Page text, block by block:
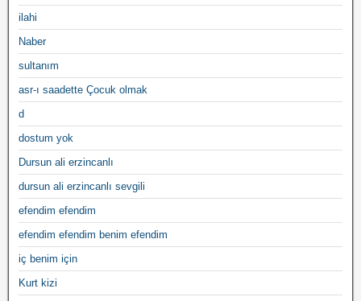
ilahi
Naber
sultanım
asr-ı saadette Çocuk olmak
d
dostum yok
Dursun ali erzincanlı
dursun ali erzincanlı sevgili
efendim efendim
efendim efendim benim efendim
iç benim için
Kurt kizi